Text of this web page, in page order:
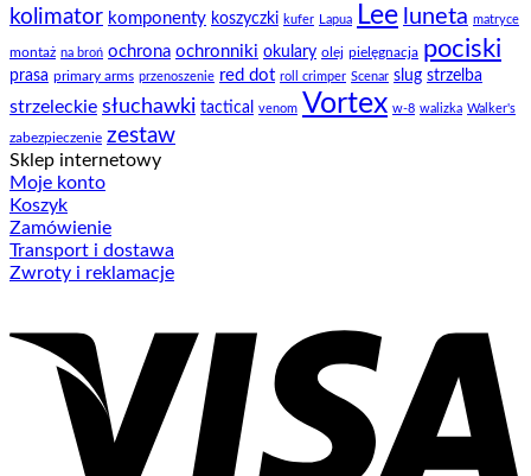
kolimator komponenty koszyczki kufer Lapua Lee luneta matryce
montaż na broń ochrona ochronniki okulary olej pielęgnacja pociski
prasa primary arms przenoszenie red dot roll crimper Scenar slug strzelba
strzeleckie słuchawki tactical venom Vortex w-8 walizka Walker's
zabezpieczenie zestaw
Sklep internetowy
Moje konto
Koszyk
Zamówienie
Transport i dostawa
Zwroty i reklamacje